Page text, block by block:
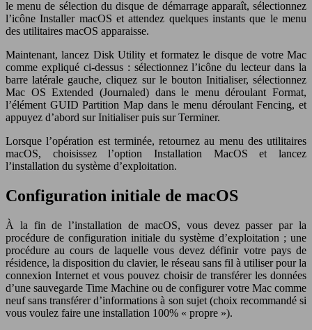
le menu de sélection du disque de démarrage apparaît, sélectionnez
l’icône Installer macOS et attendez quelques instants que le menu
des utilitaires macOS apparaisse.
Maintenant, lancez Disk Utility et formatez le disque de votre Mac
comme expliqué ci-dessus : sélectionnez l’icône du lecteur dans la
barre latérale gauche, cliquez sur le bouton Initialiser, sélectionnez
Mac OS Extended (Journaled) dans le menu déroulant Format,
l’élément GUID Partition Map dans le menu déroulant Fencing, et
appuyez d’abord sur Initialiser puis sur Terminer.
Lorsque l’opération est terminée, retournez au menu des utilitaires
macOS, choisissez l’option Installation MacOS et lancez
l’installation du système d’exploitation.
Configuration initiale de macOS
À la fin de l’installation de macOS, vous devez passer par la
procédure de configuration initiale du système d’exploitation ; une
procédure au cours de laquelle vous devez définir votre pays de
résidence, la disposition du clavier, le réseau sans fil à utiliser pour la
connexion Internet et vous pouvez choisir de transférer les données
d’une sauvegarde Time Machine ou de configurer votre Mac comme
neuf sans transférer d’informations à son sujet (choix recommandé si
vous voulez faire une installation 100% « propre »).